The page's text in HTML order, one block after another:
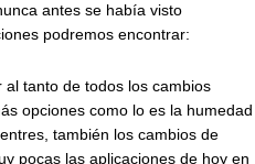
antes se había visto
podremos encontrar:
tanto de todos los cambios
opciones como lo es la humedad
también los cambios de
pocas las aplicaciones de hoy en